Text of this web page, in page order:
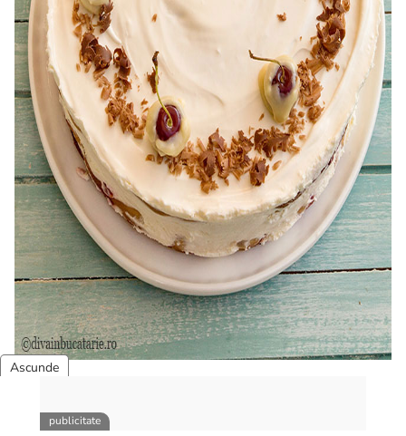
Va promit ca o voi publica. 🙂 Si va trimit multumiri